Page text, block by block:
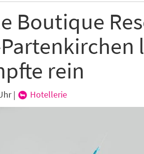
Boutique
rein
| Hotellerie